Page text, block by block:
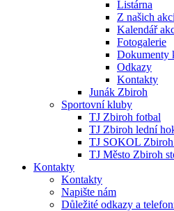
Listárna
Z našich
Kalendář
Fotogalerie
Dokumenty
Odkazy
Kontakty
Junák Zbiroh
Sportovní kluby
TJ Zbiroh fotbal
TJ Zbiroh lední
TJ SOKOL Zbiroh
TJ Město Zbiroh
Kontakty
Kontakty
Napište nám
Důležité odkazy a